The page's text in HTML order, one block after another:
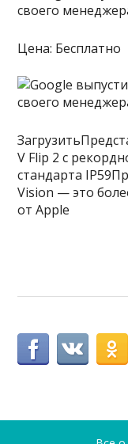
Цена: Бесплатно
V Flip 2 с
стандарта
Vision — это
от Apple